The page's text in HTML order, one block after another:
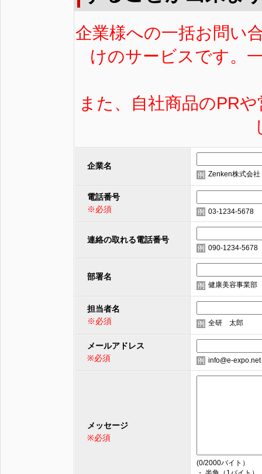
企業様への一括お問い
けのサービスです。
また、自社商品のPR
企業名
Zenken株式会社
電話番号
※必須
03-1234-5678
連絡の取れる電話番号
090-1234-5678
部署名
健康美容事業部
担当者名
※必須
全研 太郎
メールアドレス
※必須
info@e-expo.net
メッセージ
※必須
(0/2000バイト）